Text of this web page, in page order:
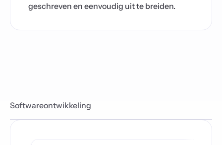
geschreven en eenvoudig uit te breiden.
Softwareontwikkeling